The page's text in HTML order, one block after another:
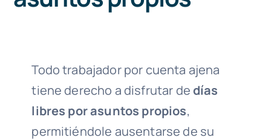
Llámanos
Todo trabajador por cuenta ajena
tiene derecho a disfrutar dedías
libres por asuntos propios,
permitiéndole ausentarse de su